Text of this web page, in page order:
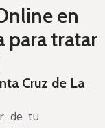
en
para tratar
Cruz de La
de tu